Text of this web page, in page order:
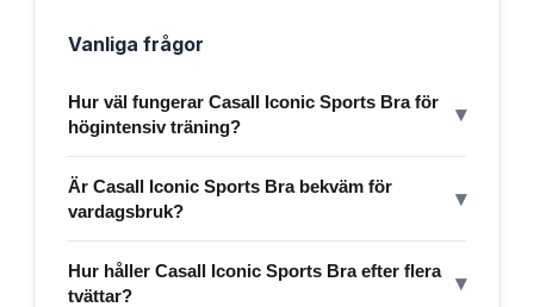
Vanliga frågor
Hur väl fungerar Casall Iconic Sports Bra för
högintensiv träning?
▾
Är Casall Iconic Sports Bra bekväm för
vardagsbruk?
▾
Hur håller Casall Iconic Sports Bra efter flera
tvättar?
▾